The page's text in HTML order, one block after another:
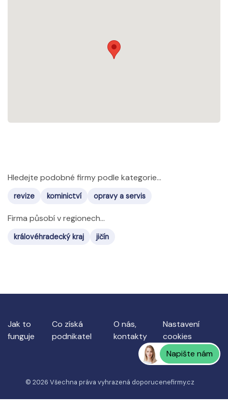
Hledejte podobné firmy podle kategorie...
revize kominictví opravy a servis
Firma působí v regionech...
královéhradecký kraj jičín
Jak to
funguje
Co získá
podnikatel
O nás,
kontakty
Nastavení
cookies
Napište nám
© 2026 Všechna práva vyhrazená doporucenefirmy.cz